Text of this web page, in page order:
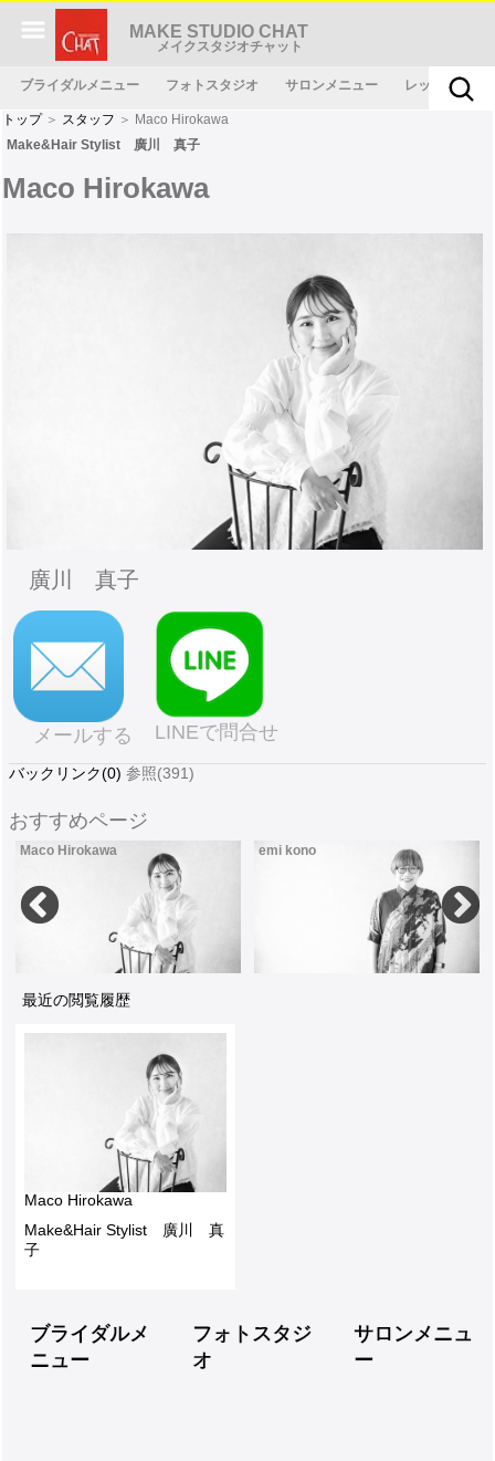
MAKE STUDIO CHAT
メイクスタジオチャット
ブライダルメニュー フォトスタジオ サロンメニュー レッスンメニ
Make&Hair Stylist 廣川 真子
トップ ＞ スタッフ ＞ Maco Hirokawa
Maco Hirokawa
廣川 真子
メールする LINEで問合せ
バックリンク(0) 参照(391)
おすすめページ
Maco Hirokawa emi kono
最近の閲覧履歴
Maco Hirokawa
Make&Hair Stylist 廣川 真
子
ブライダルメ
ニュー
フォトスタジ
オ
サロンメニュ
ー